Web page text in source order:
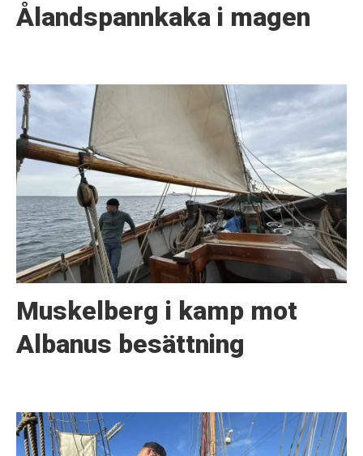
Ålandspannkaka i magen
Muskelberg i kamp mot
Albanus besättning